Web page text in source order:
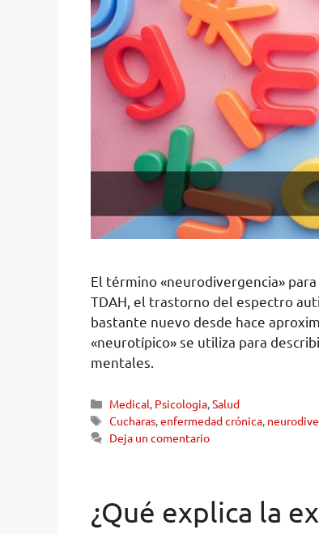
El término «neurodivergencia»
TDAH, el trastorno del espectro
bastante nuevo desde hace
«neurotípico» se utiliza para
mentales.
Medical, Psicologia,Salud
Cucharas,enfermedad crónica,
Deja un comentario
¿Qué explica la